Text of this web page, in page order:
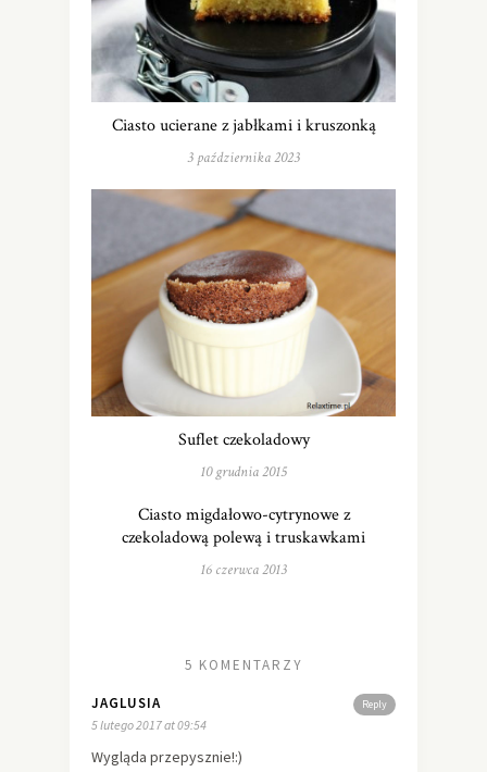
Ciasto ucierane z jabłkami i kruszonką
3 października 2023
Suflet czekoladowy
10 grudnia 2015
Ciasto migdałowo-cytrynowe z
czekoladową polewą i truskawkami
16 czerwca 2013
5 KOMENTARZY
Reply
JAGLUSIA
5 lutego 2017 at 09:54
Wygląda przepysznie!:)